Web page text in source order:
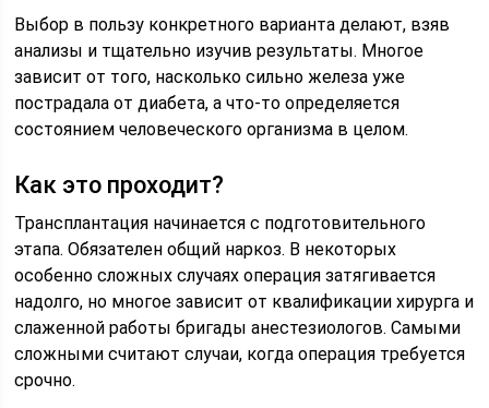
Выбор в пользу конкретного варианта делают, взяв
анализы и тщательно изучив результаты. Многое
зависит от того, насколько сильно железа уже
пострадала от диабета, а что-то определяется
состоянием человеческого организма в целом.
Как это проходит?
Трансплантация начинается с подготовительного
этапа. Обязателен общий наркоз. В некоторых
особенно сложных случаях операция затягивается
надолго, но многое зависит от квалификации хирурга и
слаженной работы бригады анестезиологов. Самыми
сложными считают случаи, когда операция требуется
срочно.